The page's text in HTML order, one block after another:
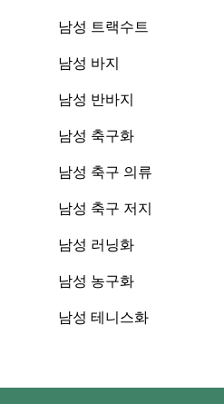
남성 트랙수트
남성 바지
남성 반바지
남성 축구화
남성 축구 의류
남성 축구 저지
남성 러닝화
남성 농구화
남성 테니스화